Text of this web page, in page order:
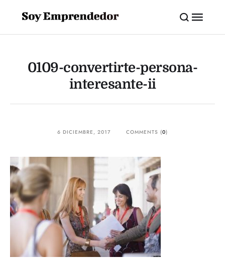
0109-convertirte-persona-
interesante-ii
6 DICIEMBRE, 2017 COMMENTS (0)